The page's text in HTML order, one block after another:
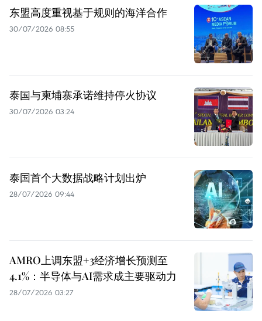
东盟高度重视基于规则的海洋合作
30/07/2026 08:55
泰国与柬埔寨承诺维持停火协议
30/07/2026 03:24
泰国首个大数据战略计划出炉
28/07/2026 09:44
AMRO上调东盟+3经济增长预测至
4.1%：半导体与AI需求成主要驱动力
28/07/2026 03:27